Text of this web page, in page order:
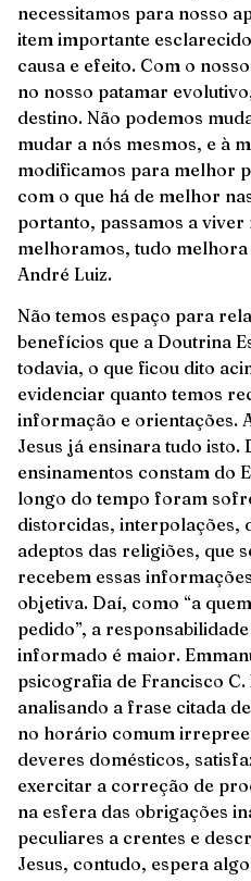
necessitamos para nosso
item importante
causa e efeito. Com o
no nosso patamar
destino. Não podemos
mudar a nós mesmos, e à
modificamos para melhor
com o que há de melhor
portanto, passamos a viver
melhoramos, tudo melhora
André Luiz.
Não temos espaço para
benefícios que a Doutrina
todavia, o que ficou dito
evidenciar quanto temos
informação e orientações.
Jesus já ensinara tudo isto.
ensinamentos constam do
longo do tempo foram
distorcidas, interpolações,
adeptos das religiões, que
recebem essas
objetiva. Daí, como “a
pedido”, a
informado é maior.
psicografia de Francisco
analisando a frase citada
no horário comum
deveres domésticos,
exercitar a correção de
na esfera das obrigações
peculiares a crentes e
Jesus, contudo, espera